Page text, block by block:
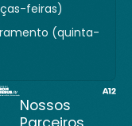
feiras)
(quinta-
Nossos